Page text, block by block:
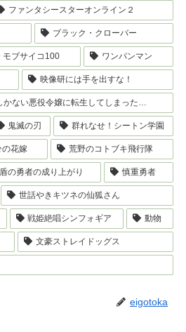
ファンタシースターオンライン２
ブラック・クローバー
モブサイコ100 ワンパンマン
映像研には手を出すな！
かない悪役令嬢に転生してしまった…
鬼滅の刃 群れなせ！シートン学園
の花嫁 荒野のコトブキ飛行隊
盾の勇者の成り上がり 慎重勇者
世話やきキツネの仙狐さん
戦姫絶唱シンフォギア 動物
文豪ストレイドッグス
eigotoka